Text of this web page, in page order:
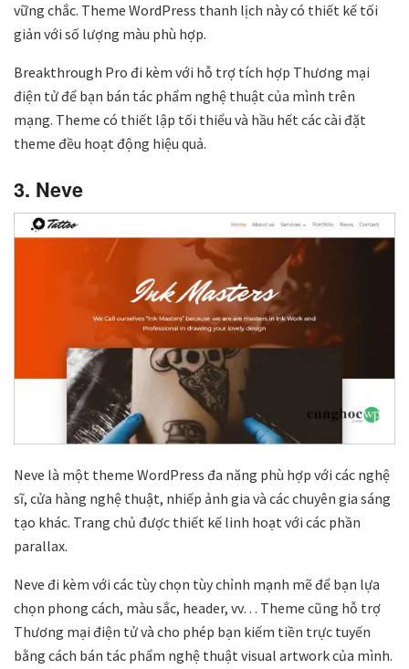
vững chắc. Theme WordPress thanh lịch này có thiết kế tối
giản với số lượng màu phù hợp.
Breakthrough Pro đi kèm với hỗ trợ tích hợp Thương mại
điện tử để bạn bán tác phẩm nghệ thuật của mình trên
mạng. Theme có thiết lập tối thiểu và hầu hết các cài đặt
theme đều hoạt động hiệu quả.
3. Neve
Neve là một theme WordPress đa năng phù hợp với các nghệ
sĩ, cửa hàng nghệ thuật, nhiếp ảnh gia và các chuyên gia sáng
tạo khác. Trang chủ được thiết kế linh hoạt với các phần
parallax.
Neve đi kèm với các tùy chọn tùy chỉnh mạnh mẽ để bạn lựa
chọn phong cách, màu sắc, header, vv… Theme cũng hỗ trợ
Thương mại điện tử và cho phép bạn kiếm tiền trực tuyến
bằng cách bán tác phẩm nghệ thuật visual artwork của mình.